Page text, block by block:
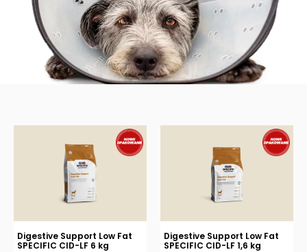
Digestive Support Low Fat
SPECIFIC CID-LF 6 kg
Digestive Support Low Fat
SPECIFIC CID-LF 1,6 kg